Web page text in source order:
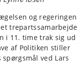
og regeringen
trepartssamarbejde
i 11. time trak sig ud
af Politiken stiller
ved Lars